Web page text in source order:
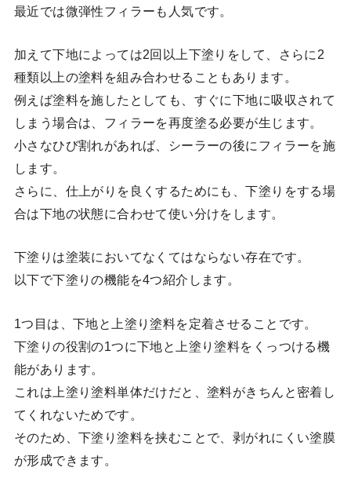
最近では微弾性フィラーも人気です。
加えて下地によっては2回以上下塗りをして、さらに2
種類以上の塗料を組み合わせることもあります。
例えば塗料を施したとしても、すぐに下地に吸収されて
しまう場合は、フィラーを再度塗る必要が生じます。
小さなひび割れがあれば、シーラーの後にフィラーを施
します。
さらに、仕上がりを良くするためにも、下塗りをする場
合は下地の状態に合わせて使い分けをします。
下塗りは塗装においてなくてはならない存在です。
以下で下塗りの機能を4つ紹介します。
1つ目は、下地と上塗り塗料を定着させることです。
下塗りの役割の1つに下地と上塗り塗料をくっつける機
能があります。
これは上塗り塗料単体だけだと、塗料がきちんと密着し
てくれないためです。
そのため、下塗り塗料を挟むことで、剥がれにくい塗膜
が形成できます。